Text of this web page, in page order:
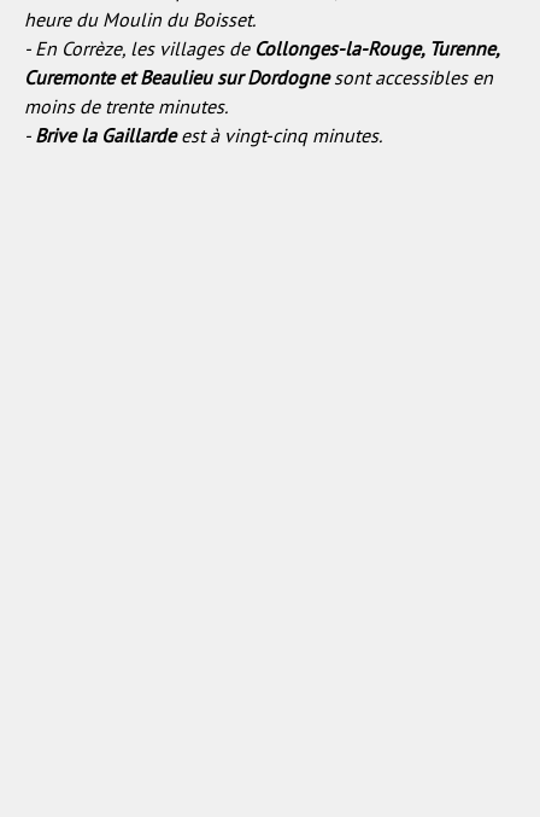
heure du Moulin du Boisset.
- En Corrèze, les villages de Collonges-la-Rouge, Turenne,
Curemonte et Beaulieu sur Dordognesont accessibles en
moins de trente minutes.
- Brive la Gaillardeest à vingt-cinq minutes.